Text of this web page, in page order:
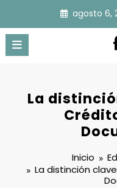
contenido
agosto 6,
La
Inicio
La distinción